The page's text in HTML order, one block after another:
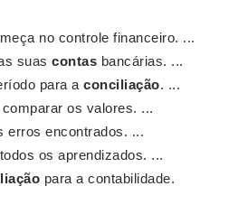
no controle financeiro. ...
suas contas bancárias. ...
para a conciliação. ...
os valores. ...
erros encontrados. ...
os aprendizados. ...
para a contabilidade.